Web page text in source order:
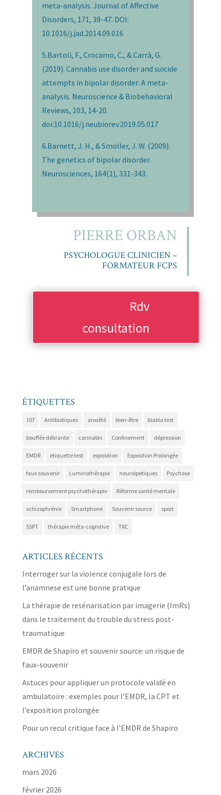
meta-analysis. Journal of Affective
Disorders, 171, 39-47. DOI:
10.1016/j.jad.2014.09.016
5.Bartoli, F., Crocamo, C., & Carrà, G.
(2019). Cannabis use disorder and suicide
attempts in bipolar disorder: A meta-
analysis. Neuroscience & Biobehavioral
Reviews, 103, 14-20.
doi:10.1016/j.neubiorev.2019.05.017
6.Barnett, J. H., & Smoller, J. W. (2009).
The genetics of bipolar disorder.
Neurosciences, 164(1), 331-343.
PIERRE ORBAN
PSYCHOLOGUE CLINICIEN –
FORMATEUR FCPS
Rdv
consultation
ÉTIQUETTES
107 Antibiotiques anxiété bien-être blabla test
bouffée délirante cannabis Confinement dépression
EMDR etiquette test exposition Exposition Prolongée
faux souvenir Luminothérapie neurolpetiques Psychose
remboursement psychothérapie Réforme santé mentale
schizophrénie Smartphone Souvenir source sport
SSPT thérapie méta-cognitive TRC
ARTICLES RÉCENTS
Interroger sur la violence conjugale lors de
l’anamnese est une bonne pratique
La thérapie de resénarisation par imagerie (ImRs)
dans le traitement du trouble du stress post-
traumatique
EMDR de Shapiro et souvenir source: un risque de
faux-souvenir
Astuces pour appliquer un protocole validé en
ambulatoire : exemples pour l’EMDR, la CPT et
l’exposition prolongée
Pour un recul critique face à l’EMDR de Shapiro
ARCHIVES
mars 2026
février 2026